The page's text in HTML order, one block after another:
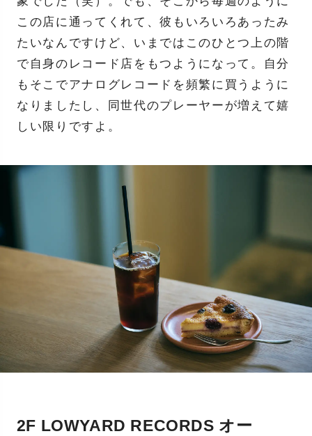
この店に通ってくれて、彼もいろいろあったみ
たいなんですけど、いまではこのひとつ上の階
で自身のレコード店をもつようになって。自分
もそこでアナログレコードを頻繁に買うように
なりましたし、同世代のプレーヤーが増えて嬉
しい限りですよ。
2F LOWYARD RECORDS オー